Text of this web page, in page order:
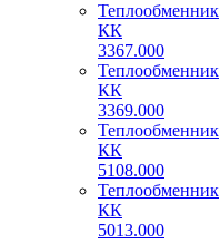
Теплообменник
КК
3367.000
Теплообменник
КК
3369.000
Теплообменник
КК
5108.000
Теплообменник
КК
5013.000